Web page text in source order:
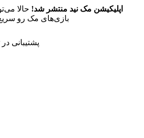
اپلیکیشن مک نید منتشر شد! حالا
بازی‌های مک رو
پشتیبانی در